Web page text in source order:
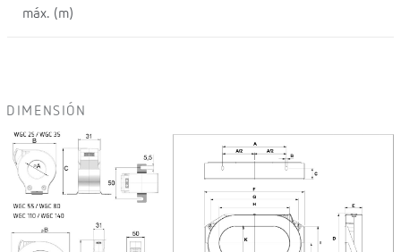
máx. (m)
DIMENSIÓN